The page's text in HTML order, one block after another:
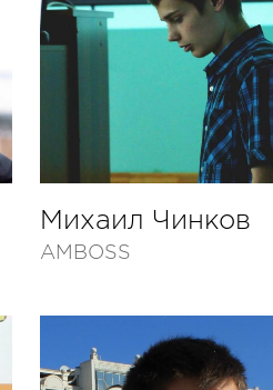
Михаил Чинков
AMBOSS